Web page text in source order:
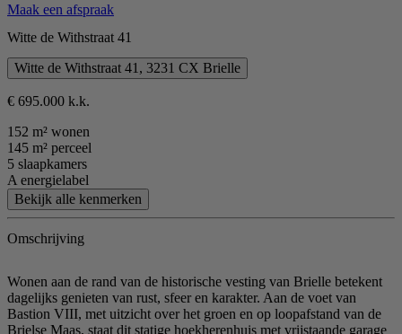
Maak een afspraak
Witte de Withstraat 41
Witte de Withstraat 41, 3231 CX Brielle
€ 695.000 k.k.
152 m² wonen
145 m² perceel
5 slaapkamers
A energielabel
Bekijk alle kenmerken
Omschrijving
Wonen aan de rand van de historische vesting van Brielle betekent
dagelijks genieten van rust, sfeer en karakter. Aan de voet van
Bastion VIII, met uitzicht over het groen en op loopafstand van de
Brielse Maas, staat dit statige hoekherenhuis met vrijstaande garage